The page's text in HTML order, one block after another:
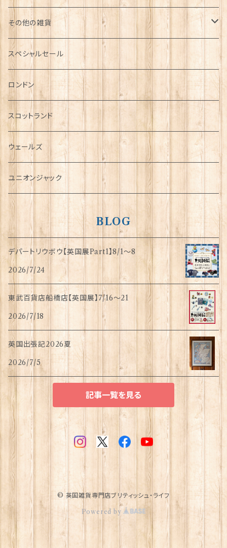
その他の雑貨
ミニカー
チャーム
犬グッズ
傘
指貫(シンブル)
スペシャルセール
ロンドン
スコットランド
ウェールズ
ユニオンジャック
BLOG
デパートリウボウ【英国展Part1】8/1〜8
2026/7/24
東武百貨店船橋店【英国展】7/16～21
2026/7/18
英国出張記2026夏
2026/7/5
記事一覧を見る
© 英国雑貨専門店ブリティッシュ・ライフ
Powered by